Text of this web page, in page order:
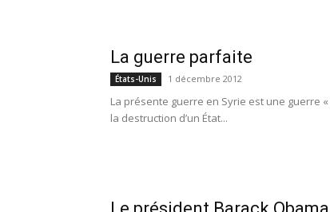
La guerre parfaite
États-Unis 1 décembre 2012
La présente guerre en Syrie est une guerre
la destruction d’un État...